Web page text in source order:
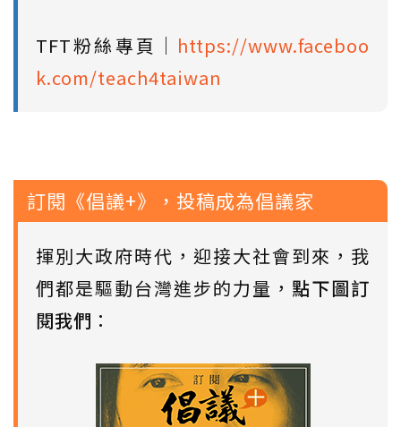
TFT粉絲專頁｜ https://www.faceboo
k.com/teach4taiwan
訂閱《倡議+》，投稿成為倡議家
揮別大政府時代，迎接大社會到來，我
們都是驅動台灣進步的力量， 點下圖訂
閱我們 ：